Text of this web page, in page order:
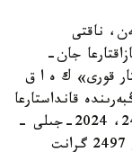
ناقتى
جان-
قورى» ك ە ا ق
كۆوتا شەڭبەرىندە قانداستارعا
2022-جىلى – 2220، 2023-جىلى – 2437، 2024-جىلى –
2671، 2025-جىلى – 2683، 2026-جىلى 2497 گرانت